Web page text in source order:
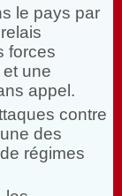
le pays par
forces
une
appel.
contre
des
régimes